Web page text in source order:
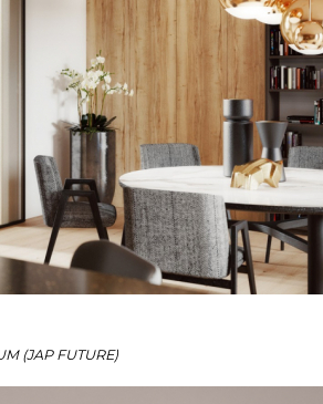
(JAP FUTURE)